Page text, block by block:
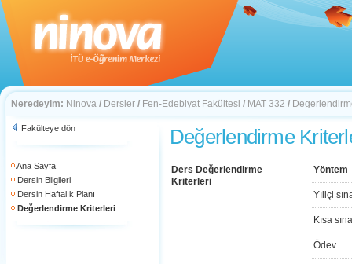
Neredeyim: Ninova / Dersler / Fen-Edebiyat Fakültesi / MAT 332 /
Fakülteye dön
Ana Sayfa
Dersin Bilgileri
Dersin Haftalık Planı
Değerlendirme Kriterleri
Değerlendirme
Ders Değerlendirme
Kriterleri
Yöntem
Yıliçi
Kısa
Ödev